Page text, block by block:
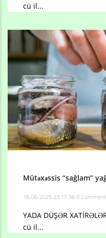
cü il...
Mütəxəssis “sağlam”
16-06-2025 23:11:56 0
YADA DÜŞƏR
cü il...